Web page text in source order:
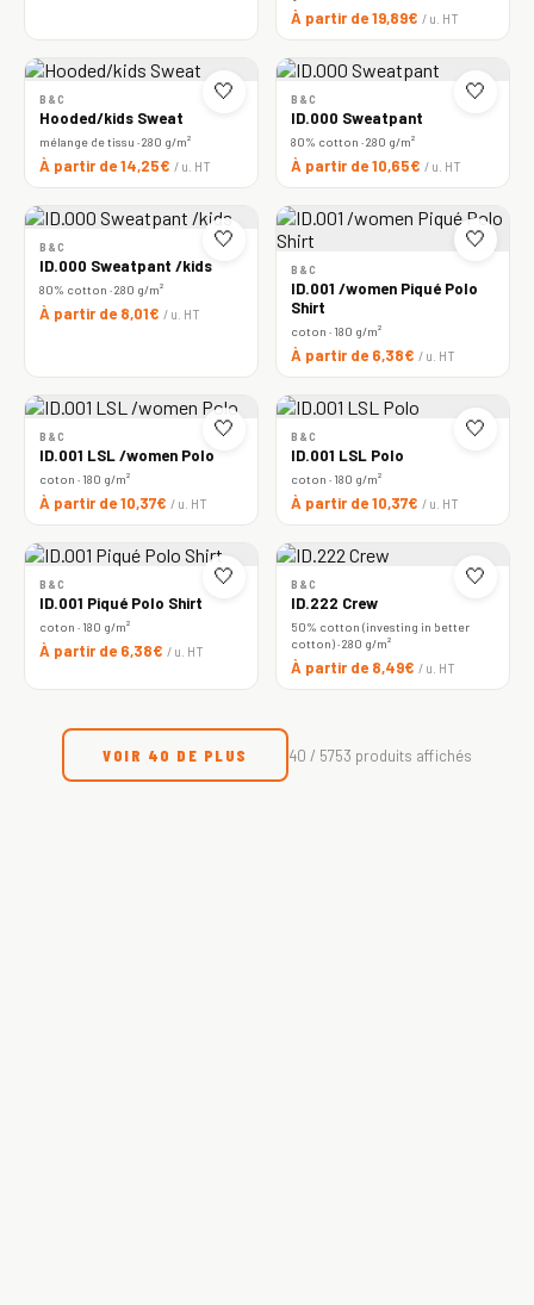
À partir de 19,89€ / u. HT
🤍
B&C
Hooded/kids Sweat
mélange de tissu · 280 g/m²
À partir de 14,25€ / u. HT
🤍
B&C
ID.000 Sweatpant
80% cotton · 280 g/m²
À partir de 10,65€ / u. HT
🤍
B&C
ID.000 Sweatpant /kids
80% cotton · 280 g/m²
À partir de 8,01€ / u. HT
🤍
B&C
ID.001 /women Piqué Polo
Shirt
coton · 180 g/m²
À partir de 6,38€ / u. HT
🤍
B&C
ID.001 LSL /women Polo
coton · 180 g/m²
À partir de 10,37€ / u. HT
🤍
B&C
ID.001 LSL Polo
coton · 180 g/m²
À partir de 10,37€ / u. HT
🤍
B&C
ID.001 Piqué Polo Shirt
coton · 180 g/m²
À partir de 6,38€ / u. HT
🤍
B&C
ID.222 Crew
50% cotton (investing in better
cotton) · 280 g/m²
À partir de 8,49€ / u. HT
VOIR 40 DE PLUS 40 / 5753 produits affichés